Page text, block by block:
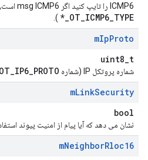
ICMP6 را تایپ کنید اگر msg ICMP6 است، در غیر این صورت صفر (شماره
OT_ICMP6_TYPE_*
).
mIpProto
uint8_t
شماره پروتکل IP (شماره OT_IP6_PROTO_*
mLinkSecurity
bool
نشان می دهد که آیا پیام از امنیت پیوند
mNeighborRloc16